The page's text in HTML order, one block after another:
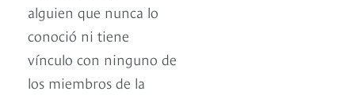
alguien que nunca lo
conoció ni tiene
vínculo con ninguno de
los miembros de la